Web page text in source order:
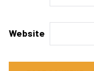
Website